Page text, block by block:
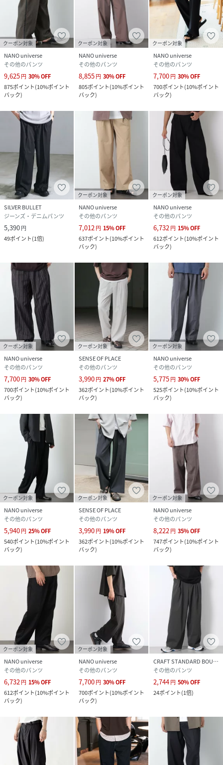
都合上、お届け予定時期が前後する場合もございますので、
予めご了承下さい。
※光の当たり具合や撮影環境により色味が異なる場合がござ
います。正しい色味はスタジオ画像の色味をご参照くださ
い。
※こちらの商品は、アウトレット店舗での取り扱いになりま
す。直接店舗へお問い合わせの際はアウトレット店舗へお願
で、ご了承ください。
◆お気に入り登録でアイテム情報をゲット◆
気になるアイテムをお気に入り登録して、あなただけの欲し
いものリストを作成！
いち早く特典情報をゲットして、お買い物をよりお楽しみく
ださい。
model: 181cm B:75 W:73 H:90 着用サイズ: LARGE
性別タイプ メンズ
素材 ポリエステル98%,ポリウレタン2%
サイズ
クリーニング 洗濯機可、ドライクリーニング不可
品番
RZ8218_672
(672-6127224-010-20 RZ8218)
クーポン対象
NANO universe
その他のパンツ
9,625円 30%OFF
875ポイント(10%ポイント
バック)
クーポン対象
NANO universe
その他のパンツ
8,855円 30%OFF
805ポイント(10%ポイント
バック)
クーポン対象
NANO universe
その他のパンツ
7,700円 30%OFF
700ポイント(10%ポイント
バック)
SILVER BULLET
ジーンズ・デニムパンツ
5,390円
49ポイント(1倍)
クーポン対象
NANO universe
その他のパンツ
7,012 円 15%OFF
637ポイント(10%ポイント
バック)
クーポン対象
NANO universe
その他のパンツ
6,732 円 15%OFF
612ポイント(10%ポイント
バック)
クーポン対象
NANO universe
その他のパンツ
7,700円 30%OFF
700ポイント(10%ポイント
バック)
クーポン対象
SENSE OF PLACE
その他のパンツ
3,990円 27%OFF
362ポイント(10%ポイント
バック)
クーポン対象
NANO universe
その他のパンツ
5,775円 30%OFF
525ポイント(10%ポイント
バック)
クーポン対象
NANO universe
その他のパンツ
5,940円 25%OFF
540ポイント(10%ポイント
バック)
クーポン対象
SENSE OF PLACE
その他のパンツ
3,990円 19%OFF
362ポイント(10%ポイント
バック)
クーポン対象
NANO universe
その他のパンツ
8,222 円 35%OFF
747ポイント(10%ポイント
バック)
クーポン対象
NANO universe
その他のパンツ
6,732円 15%OFF
612ポイント(10%ポイント
バック)
クーポン対象
NANO universe
その他のパンツ
7,700円 30%OFF
700ポイント(10%ポイント
バック)
CRAFT STANDARD BOUTIQUE
その他のパンツ
2,744円 50%OFF
24ポイント(1倍)